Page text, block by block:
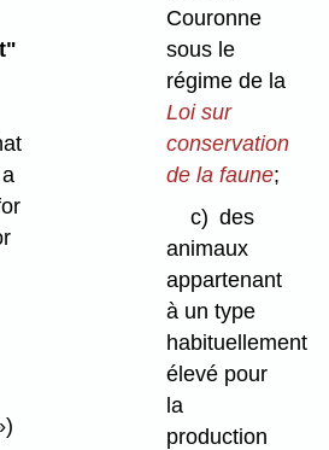
Couronne
sous le
régime de la
Loi sur
conservation
de la faune;
c) des
animaux
appartenant
à un type
habituellement
élevé pour
la
production